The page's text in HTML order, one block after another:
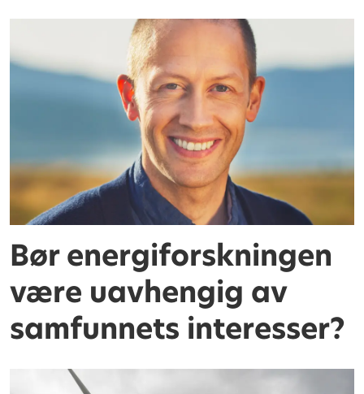
Bør energiforskningen
være uavhengig av
samfunnets interesser?